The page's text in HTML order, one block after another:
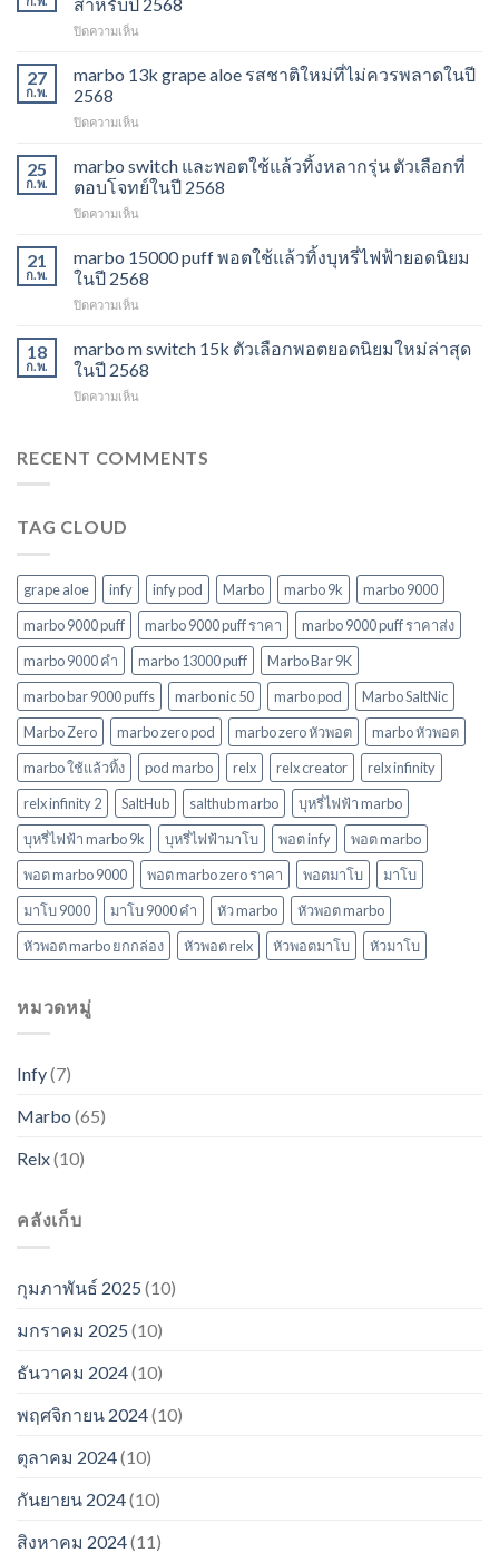
ปิดความเห็น
15k
ราคา
พอต
แล้ว
ทิ้ง
เลือก
นิยม
สำหรับ
2568
27
ก.พ.
marbo 13k grape aloe รสชาติใหม่ที่ไม่ควรพลาดในปี
2568
ปิดความเห็น
13k
grape
aloe
รสชาติ
ที่
ไม่
พลาด
2568
25
ก.พ.
marbo switch และพอตใช้แล้วทิ้งหลากรุ่น ตัวเลือกที่
ตอบโจทย์ในปี 2568
ปิดความเห็น
switch
และ
พอต
ใช้
ทิ้ง
หลาก
ตัว
ตอบ
21
ก.พ.
marbo 15000 puff พอตใช้แล้วทิ้งบุหรี่ไฟฟ้ายอดนิยม
ในปี 2568
ปิดความเห็น
15000
puff
พอต
ใช้
บุหรี่
18
ก.พ.
marbo m switch 15k ตัวเลือกพอตยอดนิยมใหม่ล่าสุด
ในปี 2568
ปิดความเห็น
switch
นิยม
ใหม่
ล่าสุด
ในปี
2568
RECENT COMMENTS
TAG CLOUD
grape aloe infy infy pod Marbo marbo 9k
marbo 9000
marbo 9000 puff
marbo 9000 puff ราคา
marbo 9000 puff ราคาส่ง
marbo 9000 คํา
marbo 13000 puff
Marbo Bar 9K
marbo bar 9000 puffs
marbo nic 50 marbo pod
Marbo SaltNic
Marbo Zero
marbo zero pod marbo zero หัวพอต
marbo หัวพอต
marbo ใช้แล้วทิ้ง
pod marbo relx relx creator
relx infinity
relx infinity 2
SaltHub salthub marbo
บุหรี่ไฟฟ้า marbo
บุหรี่ไฟฟ้า marbo 9k
บุหรี่ไฟฟ้ามาโบ พอต infy
พอต marbo
พอต marbo 9000
พอต marbo zero ราคา พอตมาโบ
มาโบ
มาโบ 9000
มาโบ 9000 คํา หัว marbo
หัวพอต marbo
หัวพอต marbo ยกกล่อง
หัวพอต relx หัวพอตมาโบ หัวมาโบ
หมวดหมู่
Infy(7)
Marbo (65)
Relx(10)
คลังเก็บ
กุมภาพันธ์ 2025 (10)
มกราคม 2025 (10)
ธันวาคม 2024(10)
พฤศจิกายน 2024(10)
ตุลาคม 2024(10)
กันยายน 2024(10)
สิงหาคม 2024(11)